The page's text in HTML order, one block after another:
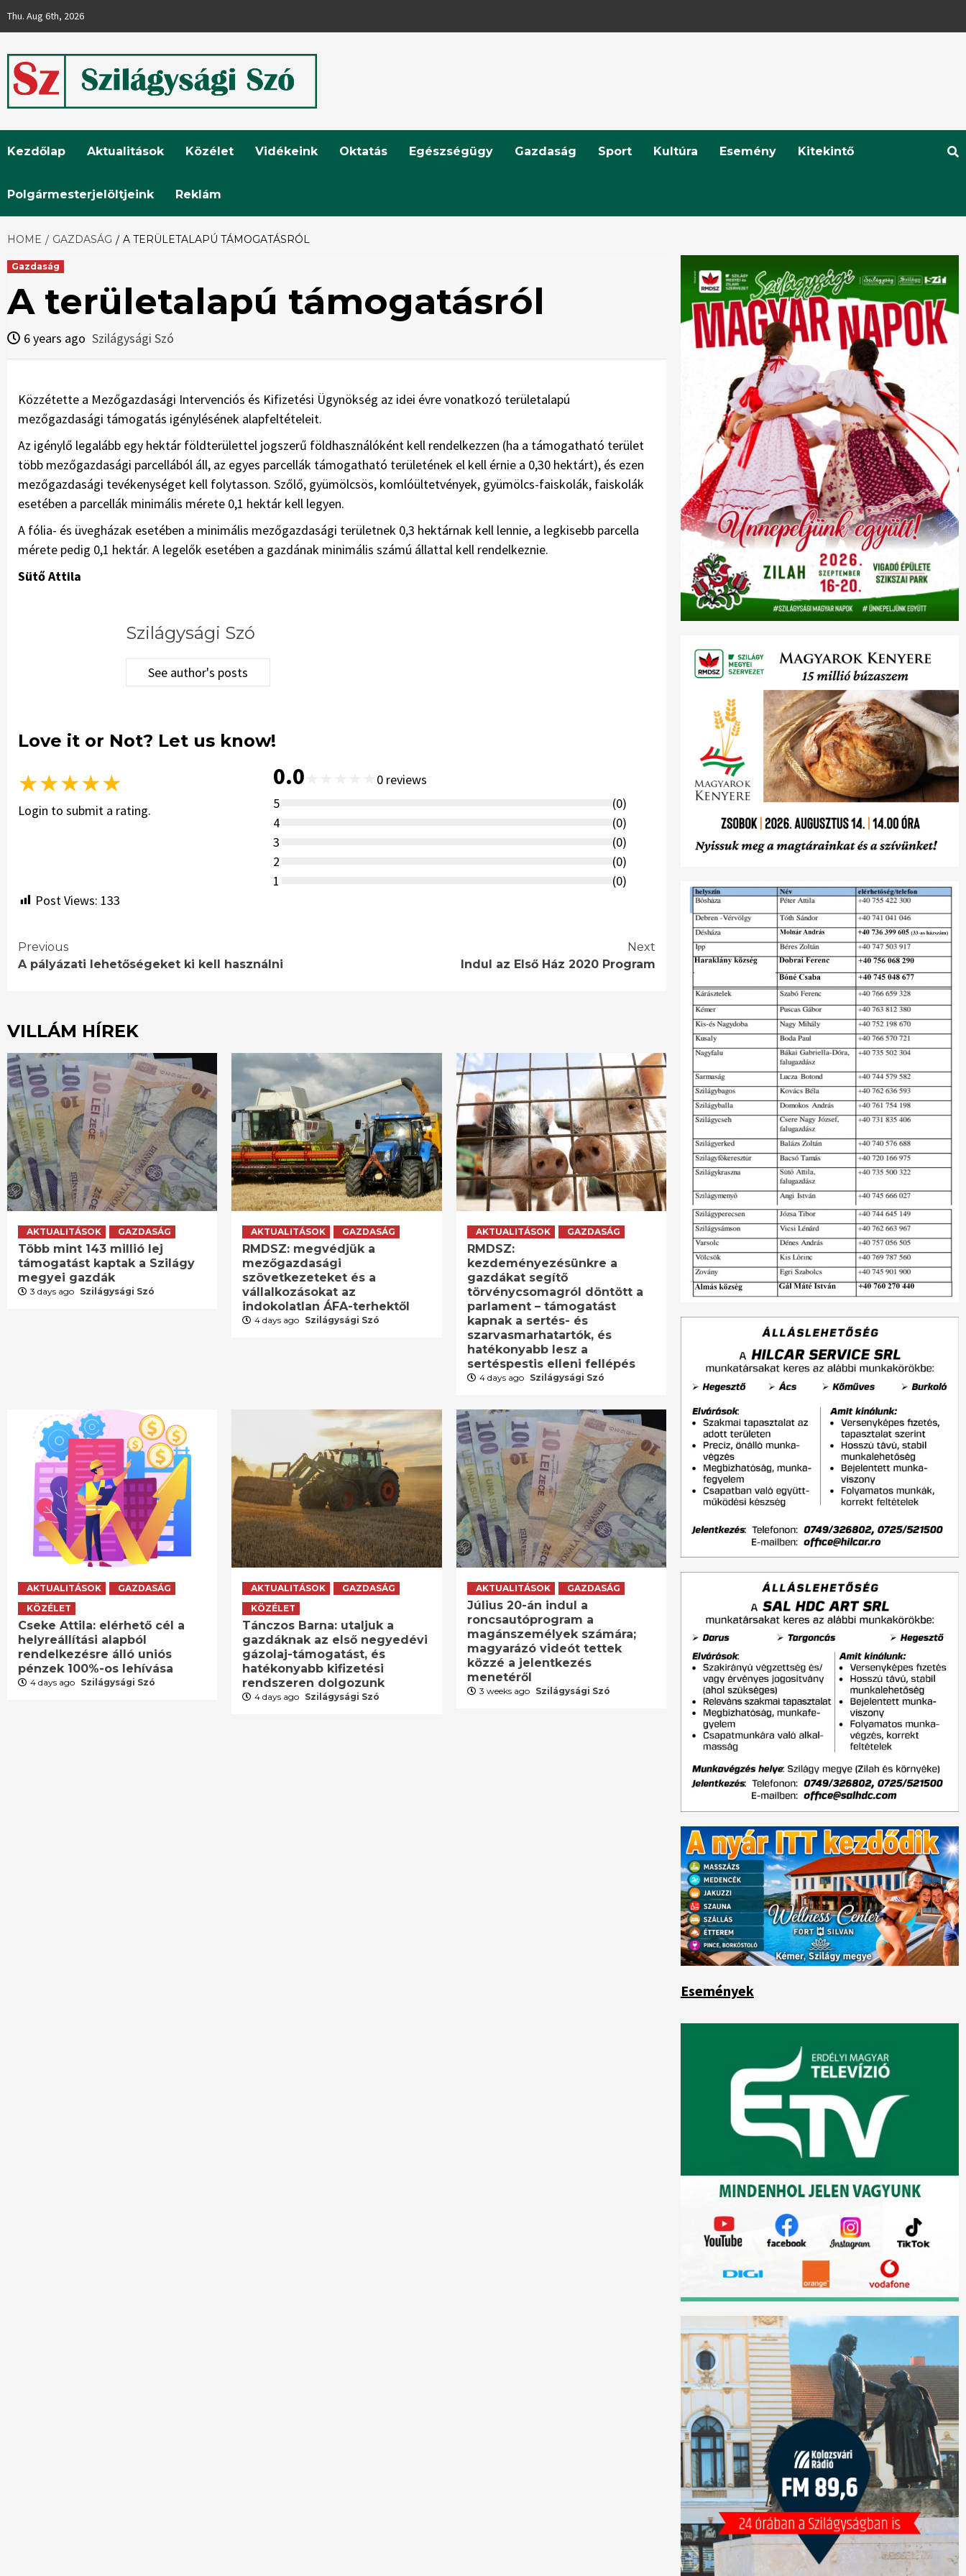
Thu. Aug 6th, 2026
Szilágysági
Szó
Kezdőlap Aktualitások Közélet Vidékeink Oktatás Egészségügy Gazdaság Sport Kultúra Esemény Kitekintő
Polgármesterjelöltjeink Reklám
HOME GAZDASÁG A TERÜLETALAPÚ TÁMOGATÁSRÓL
Gazdaság
A területalapú támogatásról
6 years ago Szilágysági Szó
Közzétette a Mezőgazdasági Intervenciós és Kifizetési Ügynökség az idei évre vonatkozó területalapú
mezőgazdasági támogatás igénylésének alapfeltételeit.
Az igénylő legalább egy hektár földterülettel jogszerű földhasználóként kell rendelkezzen (ha a támogatható terület
több mezőgazdasági parcellából áll, az egyes parcellák támogatható területének el kell érnie a 0,30 hektárt), és ezen
mezőgazdasági tevékenységet kell folytasson. Szőlő, gyümölcsös, komlóültetvények, gyümölcs-faiskolák, faiskolák
esetében a parcellák minimális mérete 0,1 hektár kell legyen.
A fólia- és üvegházak esetében a minimális mezőgazdasági területnek 0,3 hektárnak kell lennie, a legkisebb parcella
mérete pedig 0,1 hektár. A legelők esetében a gazdának minimális számú állattal kell rendelkeznie.
Sütő Attila
Szilágysági Szó
See author's posts
Love it or Not? Let us know!
★★★★★
Login to submit a rating.
0.0 0 reviews
5
(0)
4
(0)
3
(0)
2
(0)
1
(0)
Post Views: 133
Continue
Previous
A pályázati lehetőségeket ki kell használni
Next
Indul az Első Ház 2020 Program
VILLÁM HÍREK
AKTUALITÁSOK GAZDASÁG
Több mint 143 millió lej
támogatást kaptak a Szilágy
megyei gazdák
3 days ago Szilágysági Szó
AKTUALITÁSOK GAZDASÁG
RMDSZ: megvédjük a
mezőgazdasági
szövetkezeteket és a
vállalkozásokat az
indokolatlan ÁFA-terhektől
4 days ago Szilágysági Szó
AKTUALITÁSOK GAZDASÁG
RMDSZ:
kezdeményezésünkre a
gazdákat segítő
törvénycsomagról döntött a
parlament – támogatást
kapnak a sertés- és
szarvasmarhatartók, és
hatékonyabb lesz a
sertéspestis elleni fellépés
4 days ago Szilágysági Szó
AKTUALITÁSOK
GAZDASÁG
KÖZÉLET
Cseke Attila: elérhető cél a
helyreállítási alapból
rendelkezésre álló uniós
pénzek 100%-os lehívása
4 days ago Szilágysági Szó
AKTUALITÁSOK
GAZDASÁG
KÖZÉLET
Tánczos Barna: utaljuk a
gazdáknak az első negyedévi
gázolaj-támogatást, és
hatékonyabb kifizetési
rendszeren dolgozunk
4 days ago Szilágysági Szó
AKTUALITÁSOK GAZDASÁG
Július 20-án indul a
roncsautóprogram a
magánszemélyek számára;
magyarázó videót tettek
közzé a jelentkezés
menetéről
3 weeks ago Szilágysági Szó
Események